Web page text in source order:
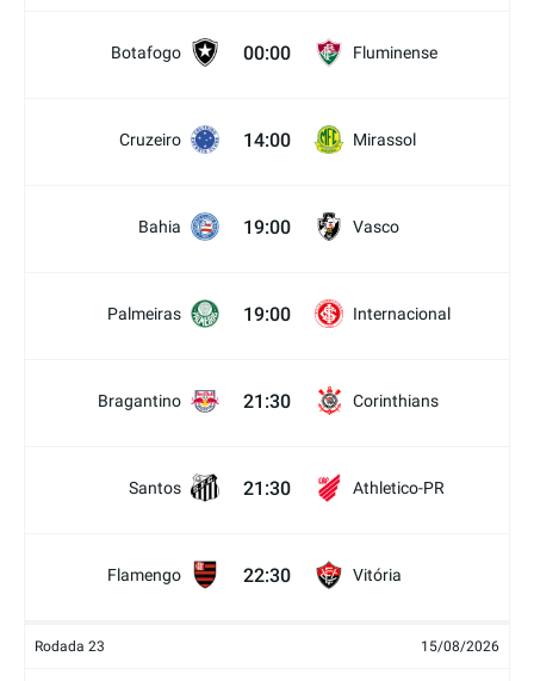
Botafogo 00:00 Fluminense
Cruzeiro 14:00 Mirassol
Bahia 19:00 Vasco
Palmeiras 19:00 Internacional
Bragantino 21:30 Corinthians
Santos 21:30 Athletico-PR
Flamengo 22:30 Vitória
Rodada 23 15/08/2026